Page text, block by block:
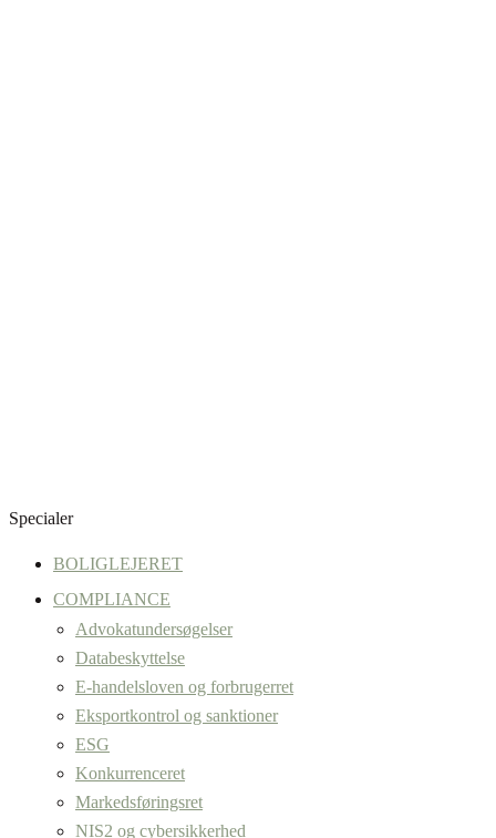
Specialer
BOLIGLEJERET
COMPLIANCE
Advokatundersøgelser
Databeskyttelse
E-handelsloven og forbrugerret
Eksportkontrol og sanktioner
ESG
Konkurrenceret
Markedsføringsret
NIS2 og cybersikkerhed